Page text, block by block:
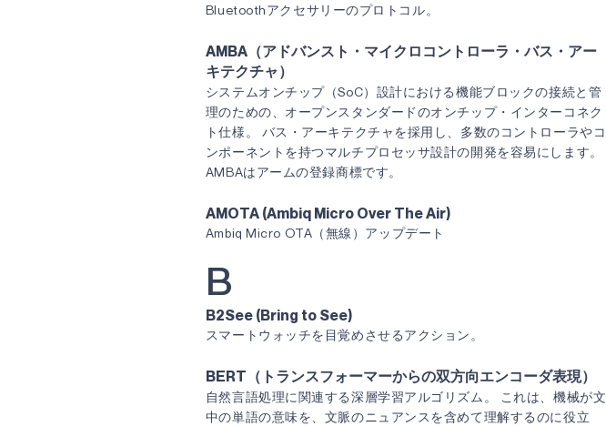
Bluetoothアクセサリーのプロトコル。
AMBA（アドバンスト・マイクロコントローラ・バス・アー
キテクチャ）
システムオンチップ（SoC）設計における機能ブロックの接続と管
理のための、オープンスタンダードのオンチップ・インターコネク
ト仕様。 バス・アーキテクチャを採用し、多数のコントローラやコ
ンポーネントを持つマルチプロセッサ設計の開発を容易にします。
AMBAはアームの登録商標です。
AMOTA (Ambiq Micro Over The Air)
Ambiq Micro OTA（無線）アップデート
B
B2See (Bring to See)
スマートウォッチを目覚めさせるアクション。
BERT（トランスフォーマーからの双方向エンコーダ表現）
自然言語処理に関連する深層学習アルゴリズム。 これは、機械が文
中の単語の意味を、文脈のニュアンスを含めて理解するのに役立